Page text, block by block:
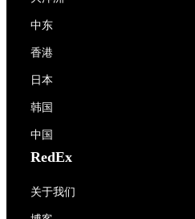
中东
香港
日本
韩国
中国
RedEx
关于我们